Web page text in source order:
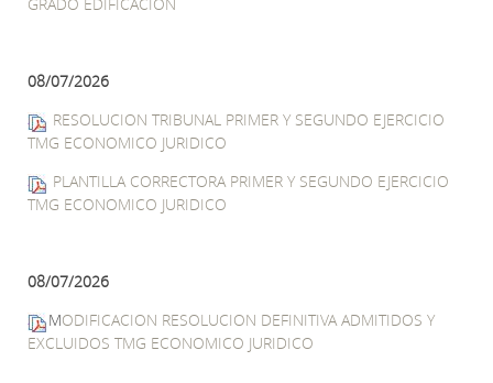
08/07/2026
RESOLUCION TRIBUNAL PRIMER Y SEGUNDO EJERCICIO
TMG ECONOMICO JURIDICO
PLANTILLA CORRECTORA PRIMER Y SEGUNDO EJERCICIO
TMG ECONOMICO JURIDICO
08/07/2026
MODIFICACION RESOLUCION DEFINITIVA ADMITIDOS Y
EXCLUIDOS TMG ECONOMICO JURIDICO